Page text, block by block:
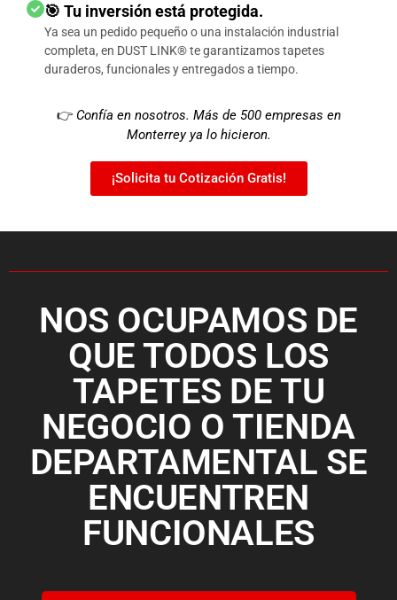
🎯 Tu inversión está protegida.
Ya sea un pedido pequeño o una instalación industrial
completa, en DUST LINK® te garantizamos tapetes
duraderos, funcionales y entregados a tiempo.
👉 Confía en nosotros. Más de 500 empresas en
Monterrey ya lo hicieron.
¡Solicita tu Cotización Gratis!
NOS OCUPAMOS DE
QUE TODOS LOS
TAPETES DE TU
NEGOCIO O TIENDA
DEPARTAMENTAL SE
ENCUENTREN
FUNCIONALES